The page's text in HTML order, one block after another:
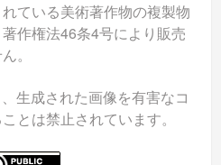
ている美術著作物の複製物
著作権法46条4号により販売
。
生成された画像を有害なコ
とは禁止されています。